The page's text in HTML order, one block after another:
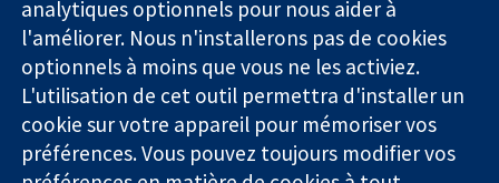
éclairées.
Une meilleure
santé.
Qui sommes-
nous
Offres
d'emploi
Library
analytiques optionnels pour nous aider à
l'améliorer. Nous n'installerons pas de cookies
optionnels à moins que vous ne les activiez.
L'utilisation de cet outil permettra d'installer un
cookie sur votre appareil pour mémoriser vos
préférences. Vous pouvez toujours modifier vos